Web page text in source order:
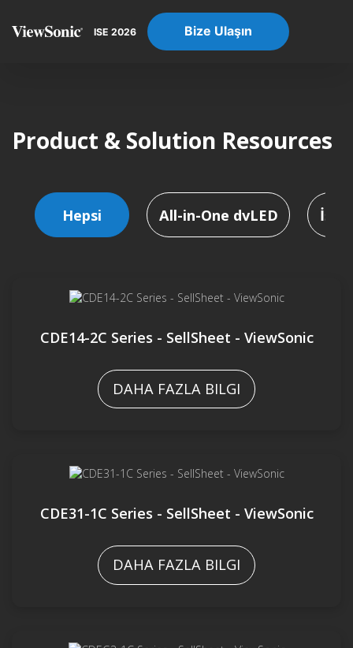
ISE 2026 Bize Ulaşın
Product & Solution Resources
Hepsi All-in-One dvLED İş
CDE14-2C Series - SellSheet - ViewSonic
DAHA FAZLA BILGI
CDE31-1C Series - SellSheet - ViewSonic
DAHA FAZLA BILGI